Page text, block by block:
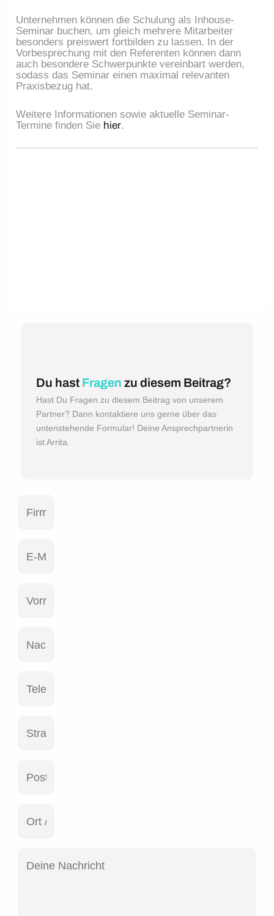
Unternehmen können die Schulung als Inhouse-
Seminar buchen, um gleich mehrere Mitarbeiter
besonders preiswert fortbilden zu lassen. In der
Vorbesprechung mit den Referenten können dann
auch besondere Schwerpunkte vereinbart werden,
sodass das Seminar einen maximal relevanten
Praxisbezug hat.
Weitere Informationen sowie aktuelle Seminar-
Termine finden Sie hier.
Du hast Fragen zu diesem Beitrag?
Hast Du Fragen zu diesem Beitrag von unserem
Partner? Dann kontaktiere uns gerne über das
untenstehende Formular! Deine Ansprechpartnerin
ist Arrita.